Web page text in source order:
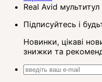
Real Avid
Підписуйтесь і
Новинки, цікаві
знижки та